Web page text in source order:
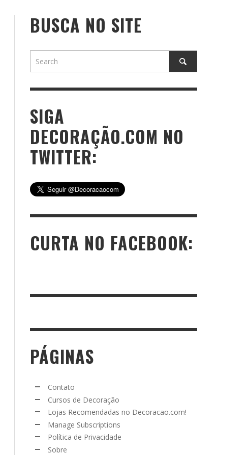
BUSCA NO SITE
SIGA
DECORAÇÃO.COM NO
TWITTER:
CURTA NO FACEBOOK:
PÁGINAS
Contato
Cursos de Decoração
Lojas Recomendadas no Decoracao.com!
Manage Subscriptions
Política de Privacidade
Sobre